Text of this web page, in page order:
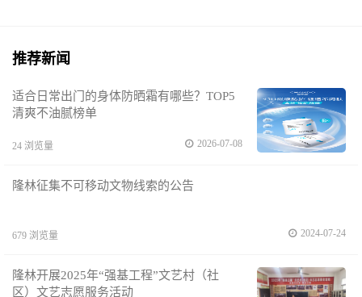
推荐新闻
适合日常出门的身体防晒霜有哪些？TOP5
清爽不油腻榜单
24 浏览量 2026-07-08
隆林征集不可移动文物线索的公告
679 浏览量 2024-07-24
隆林开展2025年“强基工程”文艺村（社
区）文艺志愿服务活动